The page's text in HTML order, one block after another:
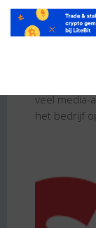
Hoewel
veel media-
het bedrijf